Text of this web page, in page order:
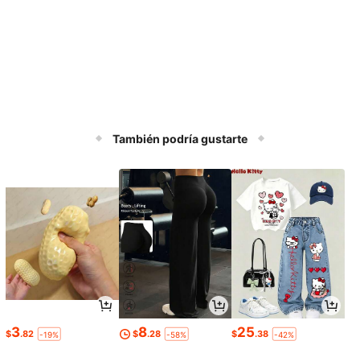
También podría gustarte
$3.82 -19% $8.28 -58% $25.38 -42%